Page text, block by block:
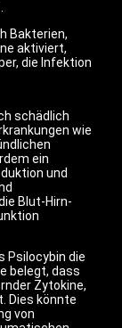
Bakterien,
aktiviert,
die Infektion
schädlich
wie
ein
und
Blut-Hirn-
Psilocybin die
belegt, dass
Zytokine,
Dies könnte
von